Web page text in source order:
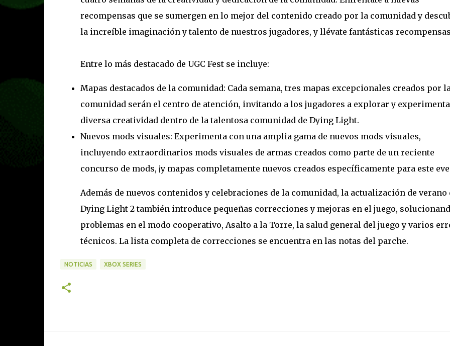
recompensas que se sumergen en lo mejor del contenido creado por la comunidad y
la increíble imaginación y talento de nuestros jugadores, y llévate fantásticas
Entre lo más destacado de UGC Fest se incluye:
Mapas destacados de la comunidad: Cada semana, tres mapas excepcionales creados por la
comunidad serán el centro de atención, invitando a los jugadores a explorar y
diversa creatividad dentro de la talentosa comunidad de Dying Light.
Nuevos mods visuales: Experimenta con una amplia gama de nuevos mods visuales,
incluyendo extraordinarios mods visuales de armas creados como parte de un reciente
concurso de mods, ¡y mapas completamente nuevos creados específicamente para este
Además de nuevos contenidos y celebraciones de la comunidad, la actualización de verano
Dying Light 2 también introduce pequeñas correcciones y mejoras en el juego,
problemas en el modo cooperativo, Asalto a la Torre, la salud general del juego y varios
técnicos. La lista completa de correcciones se encuentra en las notas del parche.
NOTICIAS XBOX SERIES